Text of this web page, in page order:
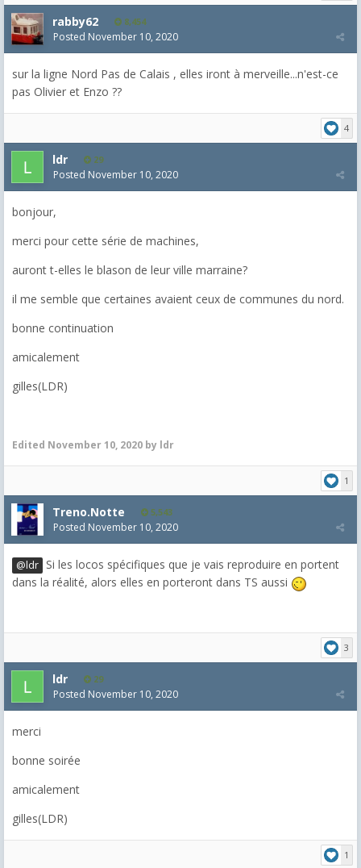
rabby62 8,454
Posted November 10, 2020
sur la ligne Nord Pas de Calais , elles iront à merveille...n'est-ce
pas Olivier et Enzo ??
4
ldr 29
Posted November 10, 2020
bonjour,
merci pour cette série de machines,
auront t-elles le blason de leur ville marraine?
il me semble que certaines avaient ceux de communes du nord.
bonne continuation
amicalement
gilles(LDR)
Edited November 10, 2020 by ldr
1
Treno.Notte 5,543
Posted November 10, 2020
@ldr Si les locos spécifiques que je vais reproduire en portent
dans la réalité, alors elles en porteront dans TS aussi
3
ldr 29
Posted November 10, 2020
merci
bonne soirée
amicalement
gilles(LDR)
1